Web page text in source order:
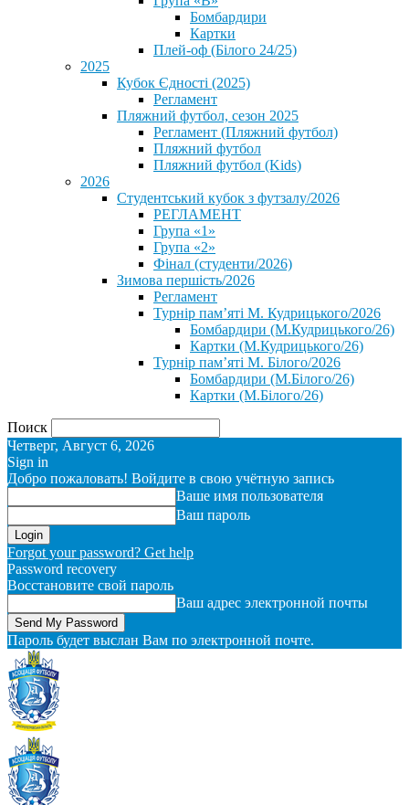
Бомбардири
Картки
Плей-оф (Білого 24/25)
2025
Кубок Єдності (2025)
Регламент
Пляжний футбол, сезон 2025
Регламент (Пляжний футбол)
Пляжний футбол
Пляжний футбол (Kids)
2026
Студентський кубок з футзалу/2026
РЕГЛАМЕНТ
Група «1»
Група «2»
Фінал (студенти/2026)
⁨Зимова першість/2026⁩
Регламент
Турнір пам’яті М. Кудрицького/2026
Бомбардири (М.Кудрицького/26)
Картки (М.Кудрицького/26)
Турнір пам’яті М. Білого/2026
Бомбардири (М.Білого/26)
Картки (М.Білого/26)
Поиск
Четверг, Август 6, 2026
Sign in
Добро пожаловать! Войдите в свою учётную запись
Ваше имя пользователя
Ваш пароль
Forgot your password? Get help
Password recovery
Восстановите свой пароль
Ваш адрес электронной почты
Пароль будет выслан Вам по электронной почте.